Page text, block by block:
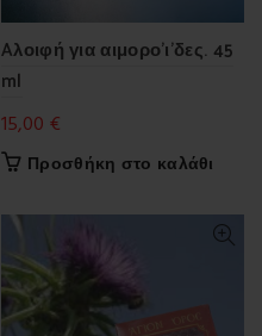
Aλοιφή για αιμορο’ι’δες. 45
ml
15,00 €
Προσθήκη στο καλάθι